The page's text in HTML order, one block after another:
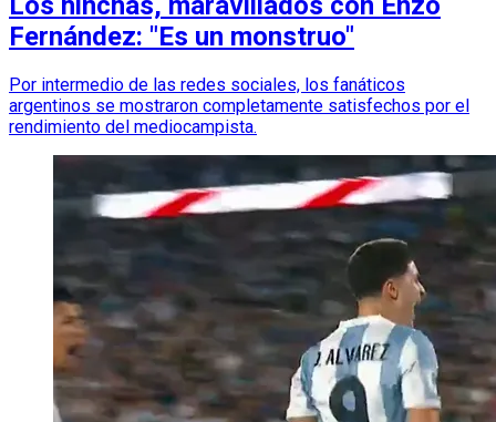
Fernández: "Es un monstruo"
Por intermedio de las redes sociales, los fanáticos
argentinos se mostraron completamente satisfechos por el
rendimiento del mediocampista.